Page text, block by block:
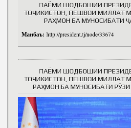
ПАЁМИ ШОДБОШИИ
ТОҶИКИСТОН, ПЕШВОИ МИЛЛАТ
РАҲМОН БА МУНОСИБАТИ
Манбаъ: http://president.tj/node/33674
ПАЁМИ ШОДБОШИИ
ТОҶИКИСТОН, ПЕШВОИ МИЛЛАТ
РАҲМОН БА МУНОСИБАТИ